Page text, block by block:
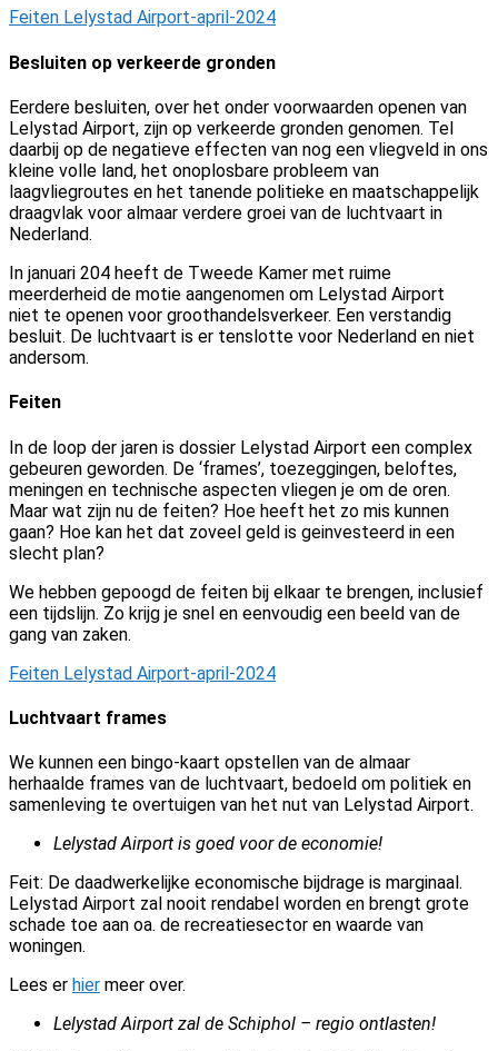
Feiten Lelystad Airport-april-2024
Besluiten op verkeerde gronden
Eerdere besluiten, over het onder voorwaarden openen van
Lelystad Airport, zijn op verkeerde gronden genomen. Tel
daarbij op de negatieve effecten van nog een vliegveld in ons
kleine volle land, het onoplosbare probleem van
laagvliegroutes en het tanende politieke en maatschappelijk
draagvlak voor almaar verdere groei van de luchtvaart in
Nederland.
In januari 204 heeft de Tweede Kamer met ruime
meerderheid de motie aangenomen om Lelystad Airport
niet te openen voor groothandelsverkeer. Een verstandig
besluit. De luchtvaart is er tenslotte voor Nederland en niet
andersom.
Feiten
In de loop der jaren is dossier Lelystad Airport een complex
gebeuren geworden. De ‘frames’, toezeggingen, beloftes,
meningen en technische aspecten vliegen je om de oren.
Maar wat zijn nu de feiten? Hoe heeft het zo mis kunnen
gaan? Hoe kan het dat zoveel geld is geinvesteerd in een
slecht plan?
We hebben gepoogd de feiten bij elkaar te brengen, inclusief
een tijdslijn. Zo krijg je snel en eenvoudig een beeld van de
gang van zaken.
Feiten Lelystad Airport-april-2024
Luchtvaart frames
We kunnen een bingo-kaart opstellen van de almaar
herhaalde frames van de luchtvaart, bedoeld om politiek en
samenleving te overtuigen van het nut van Lelystad Airport.
Lelystad Airport is goed voor de economie!
Feit: De daadwerkelijke economische bijdrage is marginaal.
Lelystad Airport zal nooit rendabel worden en brengt grote
schade toe aan oa. de recreatiesector en waarde van
woningen.
Lees er hier meer over.
Lelystad Airport zal de Schiphol – regio ontlasten!